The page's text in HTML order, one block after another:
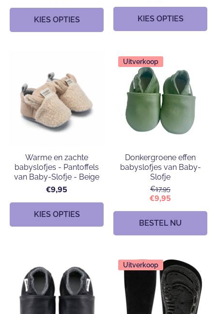
KIES OPTIES KIES OPTIES
Warme en zachte
babyslofjes - Pantoffels
van Baby-Slofje - Beige
€9,95
KIES OPTIES
Uitverkoop
Donkergroene effen
babyslofjes van Baby-
Slofje
€17,95
€9,95
BESTEL NU
Uitverkoop